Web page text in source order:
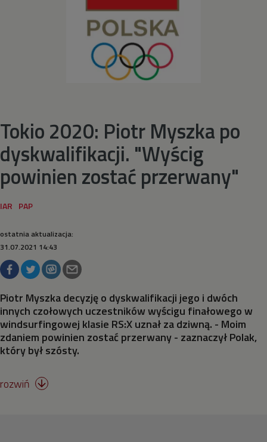
Piłka ręczna
Piłka wodna
Podnoszenie ciężarów
Rugby
Siatkówka plażowa
Skateboarding
Skoki do wody
Skoki na trampolinie
Tokio 2020: Piotr Myszka po
dyskwalifikacji. "Wyścig
powinien zostać przerwany"
ostatnia aktualizacja:
31.07.2021 14:43
Piotr Myszka decyzję o dyskwalifikacji jego i dwóch
innych czołowych uczestników wyścigu finałowego w
windsurfingowej klasie RS:X uznał za dziwną. - Moim
zdaniem powinien zostać przerwany - zaznaczył Polak,
który był szósty.
rozwiń 